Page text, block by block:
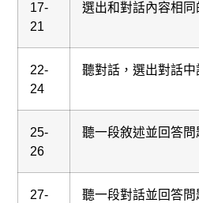
17-
21
選出和對話內容相同
22-
24
聽對話，選出對話
25-
26
聽一段敘述並回答問
27-
聽一段對話並回答問